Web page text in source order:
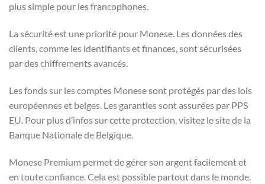
plus simple pour les francophones.
La sécurité est une priorité pour Monese. Les données des
clients, comme les identifiants et finances, sont sécurisées
par des chiffrements avancés.
Les fonds sur les comptes Monese sont protégés par des lois
européennes et belges. Les garanties sont assurées par PPS
EU. Pour plus d’infos sur cette protection, visitez le site de la
Banque Nationale de Belgique.
Monese Premium permet de gérer son argent facilement et
en toute confiance. Cela est possible partout dans le monde.